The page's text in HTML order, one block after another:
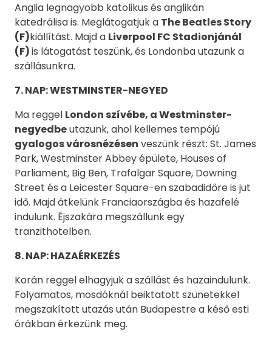
Anglia legnagyobb katolikus és anglikán
katedrálisa is. Meglátogatjuk a The Beatles Story
(F)kiállítást. Majd a Liverpool FC Stadionjánál
(F)is látogatást teszünk, és Londonba utazunk a
szállásunkra.
7. NAP: WESTMINSTER-NEGYED
Ma reggel London szívébe, a Westminster-
negyedbeutazunk, ahol kellemes tempójú
gyalogos városnézésen veszünk részt: St. James
Park, Westminster Abbey épülete, Houses of
Parliament, Big Ben, Trafalgar Square, Downing
Street és a Leicester Square-en szabadidőre is jut
idő. Majd átkelünk Franciaországba és hazafelé
indulunk. Éjszakára megszállunk egy
tranzithotelben.
8. NAP: HAZAÉRKEZÉS
Korán reggel elhagyjuk a szállást és hazaindulunk.
Folyamatos, mosdóknál beiktatott szünetekkel
megszakított utazás után Budapestre a késő esti
órákban érkezünk meg.